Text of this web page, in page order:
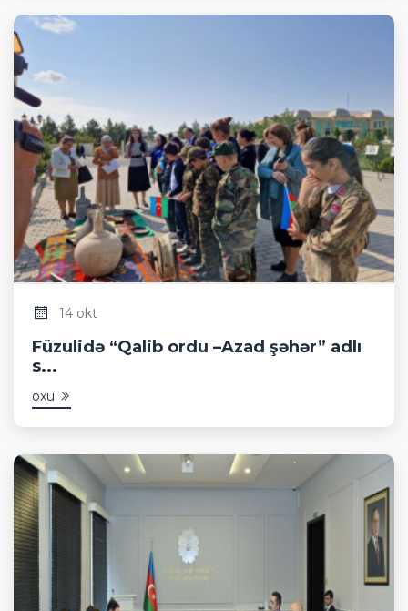
14 okt
Füzulidə “Qalib ordu –Azad şəhər” adlı
s...
oxu